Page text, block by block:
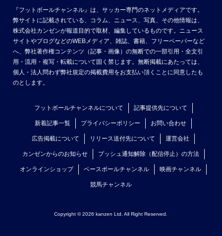
『フットボールチャンネル』は、サッカー専門のネットメディアです。
弊サイトに記載されている、コラム、ニュース、写真、その他情報は、
株式会社カンゼンが報道目的で取材、編集しているものです。ニュース
サイトやブログなどのWEBメディア、雑誌、書籍、フリーペーパーなど
へ、弊社著作権コンテンツ（記事・画像）の無断での一部引用・全文引
用・流用・複写・転載について固く禁じます。無断掲載にあたっては、
個人・法人問わず弊社規定の掲載費用をお支払い頂くことに同意したも
のとします。
フットボールチャンネルについて 記事提供先について
新着記事一覧 プライバシーポリシー お問い合わせ
広告掲載について リリース送付先について 運営会社
カンゼンからのお知らせ プッシュ通知解除（配信停止）の方法
オンラインショップ ベースボールチャンネル 映画チャンネル
競馬チャンネル
Copyright © 2026 kanzen Ltd. All Right Reserved.